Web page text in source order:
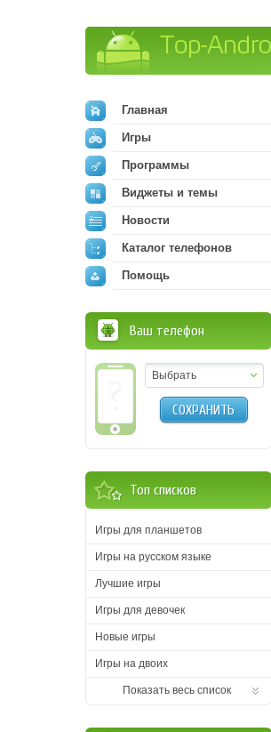
Главная
Игры
Программы
Виджеты и темы
Новости
Каталог телефонов
Помощь
Ваш телефон
Выбрать
СОХРАНИТЬ
Топ списков
Игры для планшетов
Игры на русском языке
Лучшие игры
Игры для девочек
Новые игры
Игры на двоих
Показать весь список